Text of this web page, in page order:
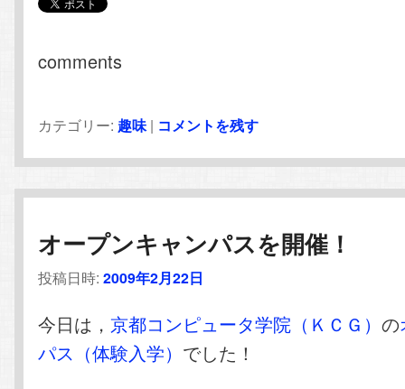
comments
カテゴリー: 趣味 | コメントを残す
オープンキャンパスを開催！
投稿日時:2009年2月22日
今日は， 京都コンピュータ学院（ＫＣＧ）の
パス（体験入学） でした！